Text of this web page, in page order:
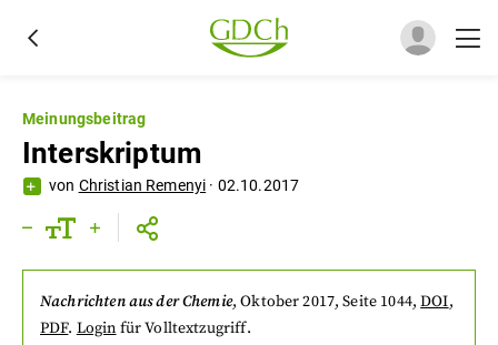
Meinungsbeitrag
Interskriptum
von Christian Remenyi · 02.10.2017
Nachrichten aus der Chemie,Oktober 2017, Seite 1044,DOI,
PDF. Login für Volltextzugriff.